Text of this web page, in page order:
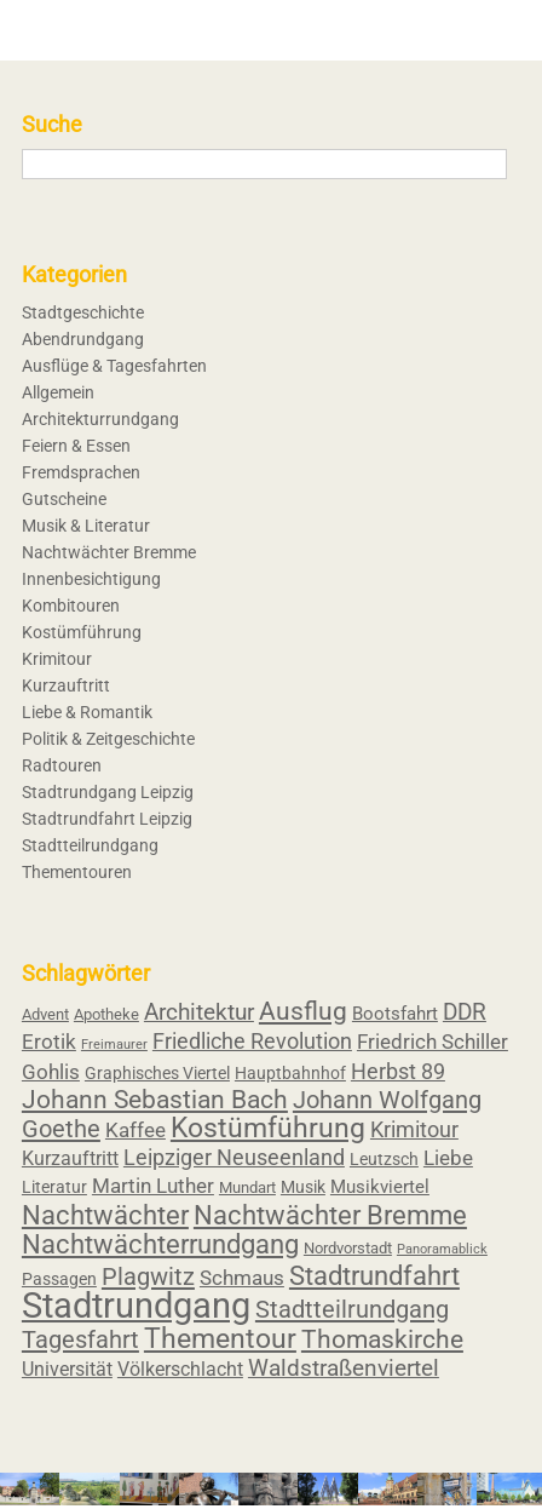
Suche
Kategorien
Stadtgeschichte
Abendrundgang
Ausflüge & Tagesfahrten
Allgemein
Architekturrundgang
Feiern & Essen
Fremdsprachen
Gutscheine
Musik & Literatur
Nachtwächter Bremme
Innenbesichtigung
Kombitouren
Kostümführung
Krimitour
Kurzauftritt
Liebe & Romantik
Politik & Zeitgeschichte
Radtouren
Stadtrundgang Leipzig
Stadtrundfahrt Leipzig
Stadtteilrundgang
Thementouren
Schlagwörter
Advent Apotheke Architektur Ausflug Bootsfahrt DDR
Erotik Freimaurer Friedliche Revolution Friedrich Schiller
Gohlis Graphisches Viertel Hauptbahnhof Herbst 89
Johann Sebastian Bach Johann Wolfgang
Goethe Kaffee Kostümführung Krimitour
Kurzauftritt Leipziger Neuseenland Leutzsch Liebe
Literatur Martin Luther Mundart Musik Musikviertel
NachtwächterNachtwächter Bremme
Nachtwächterrundgang Nordvorstadt Panoramablick
Passagen Plagwitz Schmaus Stadtrundfahrt
Stadtrundgang Stadtteilrundgang
Tagesfahrt ThementourThomaskirche
Universität Völkerschlacht Waldstraßenviertel